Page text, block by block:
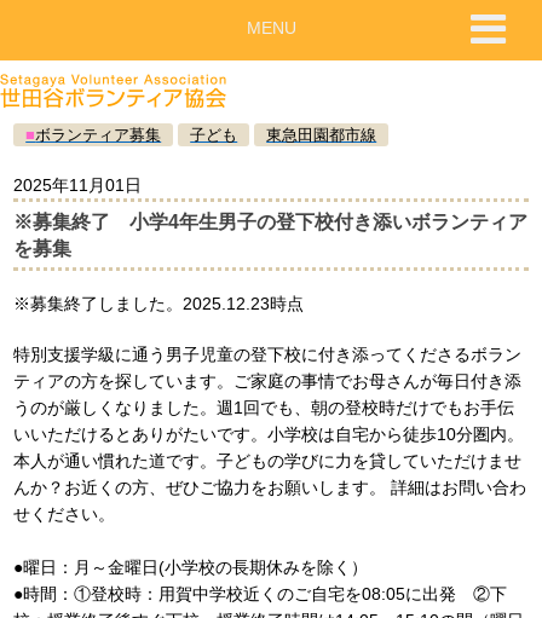
■ボランティア募集 子ども 東急田園都市線
2025年11月01日
※募集終了 小学4年生男子の登下校付き添いボランティア
を募集
※募集終了しました。2025.12.23時点
特別支援学級に通う男子児童の登下校に付き添ってくださるボラン
ティアの方を探しています。ご家庭の事情でお母さんが毎日付き添
うのが厳しくなりました。週1回でも、朝の登校時だけでもお手伝
いいただけるとありがたいです。小学校は自宅から徒歩10分圏内。
本人が通い慣れた道です。子どもの学びに力を貸していただけませ
んか？お近くの方、ぜひご協力をお願いします。 詳細はお問い合わ
せください。
●曜日：月～金曜日(小学校の長期休みを除く）
●時間：①登校時：用賀中学校近くのご自宅を08:05に出発 ②下
MENU